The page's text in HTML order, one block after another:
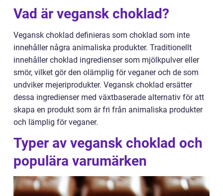
Vad är vegansk choklad?
Vegansk choklad definieras som choklad som inte
innehåller några animaliska produkter. Traditionellt
innehåller choklad ingredienser som mjölkpulver eller
smör, vilket gör den olämplig för veganer och de som
undviker mejeriprodukter. Vegansk choklad ersätter
dessa ingredienser med växtbaserade alternativ för att
skapa en produkt som är fri från animaliska produkter
och lämplig för veganer.
Typer av vegansk choklad och
populära varumärken